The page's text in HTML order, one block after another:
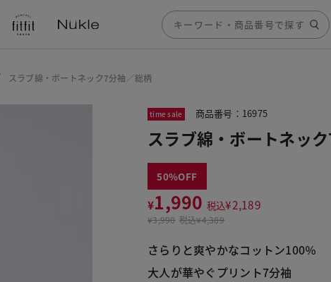
スラブ綿・ボートネック7分袖／総柄
time sale 商品番号：16975
スラブ綿・ボートネッ
50
¥1,990 税込¥2,189
¥3,990 税込¥4,389
さらりと爽やかなコットン100％
大人が華やぐプリント7分袖